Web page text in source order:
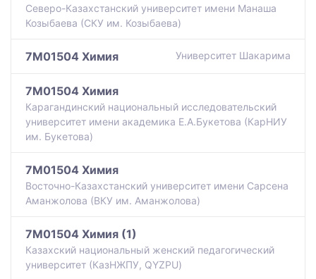
Северо-Казахстанский университет имени Манаша
Козыбаева (СКУ им. Козыбаева)
7M01504 Химия Университет Шакарима
7M01504 Химия
Карагандинский национальный исследовательский
университет имени академика Е.А.Букетова (КарНИУ
им. Букетова)
7M01504 Химия
Восточно-Казахстанский университет имени Сарсена
Аманжолова (ВКУ им. Аманжолова)
7M01504 Химия (1)
Казахский национальный женский педагогический
университет (КазНЖПУ, QYZPU)